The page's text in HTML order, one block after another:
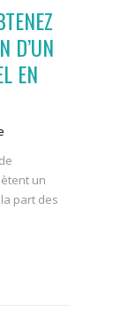
D’UN
EN
un
part des